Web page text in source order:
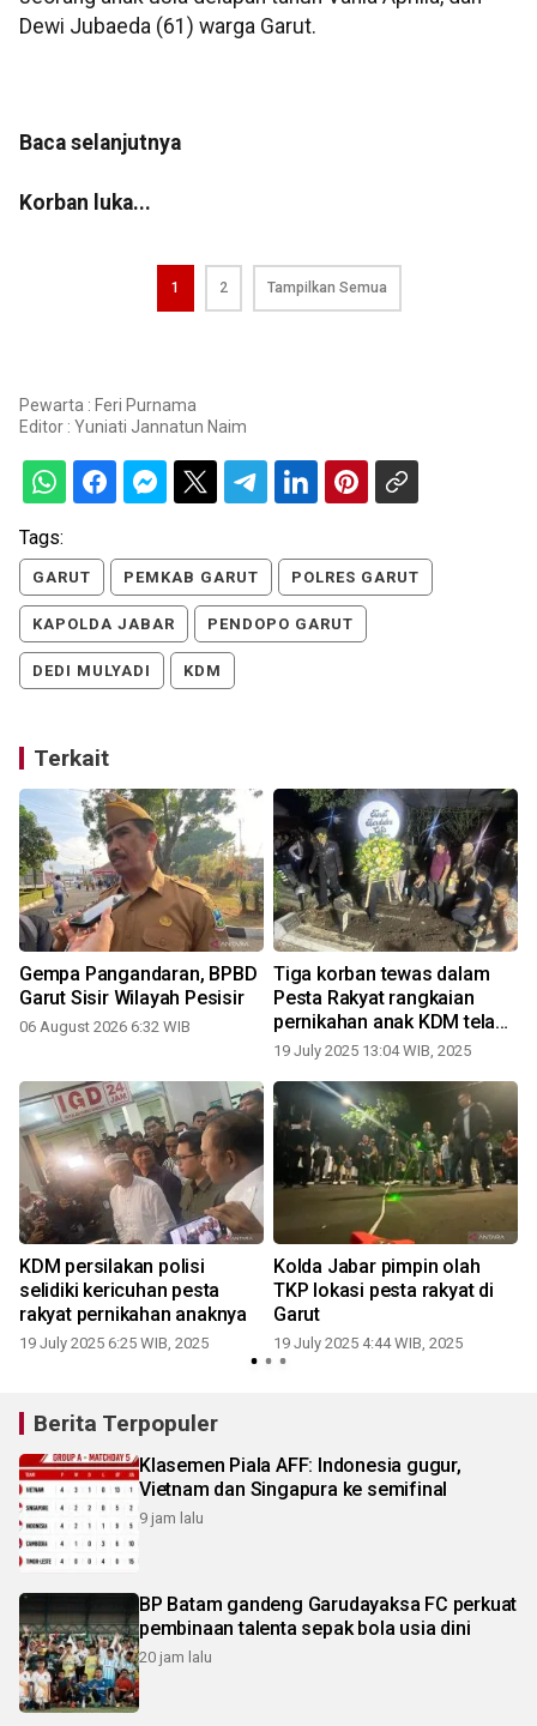
Dewi Jubaeda (61) warga Garut.
Baca selanjutnya
Korban luka...
1 2 Tampilkan Semua
Pewarta : Feri Purnama
Editor : Yuniati Jannatun Naim
Tags:
GARUT PEMKAB GARUT POLRES GARUT
KAPOLDA JABAR PENDOPO GARUT
DEDI MULYADI KDM
Terkait
Gempa Pangandaran, BPBD
Garut Sisir Wilayah Pesisir
06 August 2026 6:32 WIB
Tiga korban tewas dalam
Pesta Rakyat rangkaian
pernikahan anak KDM telah
dimakamkan
19 July 2025 13:04 WIB, 2025
KDM persilakan polisi
selidiki kericuhan pesta
rakyat pernikahan anaknya
19 July 2025 6:25 WIB, 2025
Kolda Jabar pimpin olah
TKP lokasi pesta rakyat di
Garut
19 July 2025 4:44 WIB, 2025
Berita Terpopuler
Klasemen Piala AFF: Indonesia gugur,
Vietnam dan Singapura ke semifinal
9 jam lalu
BP Batam gandeng Garudayaksa FC perkuat
pembinaan talenta sepak bola usia dini
20 jam lalu